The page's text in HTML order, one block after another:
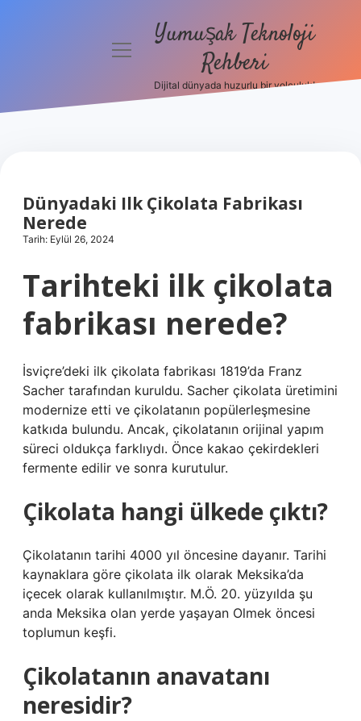
Hakkımızda
menüyüYumuşak Teknoloji
Rehberi
Dijital dünyada huzurlu bir yolculuk!
Dünyadaki Ilk Çikolata Fabrikası
Nerede
Tarih: Eylül 26, 2024
Tarihteki ilk çikolata
fabrikası nerede?
İsviçre’deki ilk çikolata fabrikası 1819’da Franz
Sacher tarafından kuruldu. Sacher çikolata üretimini
modernize etti ve çikolatanın popülerleşmesine
katkıda bulundu. Ancak, çikolatanın orijinal yapım
süreci oldukça farklıydı. Önce kakao çekirdekleri
fermente edilir ve sonra kurutulur.
Çikolata hangi ülkede çıktı?
Çikolatanın tarihi 4000 yıl öncesine dayanır. Tarihi
kaynaklara göre çikolata ilk olarak Meksika’da
içecek olarak kullanılmıştır. M.Ö. 20. yüzyılda şu
anda Meksika olan yerde yaşayan Olmek öncesi
toplumun keşfi.
Çikolatanın anavatanı
neresidir?